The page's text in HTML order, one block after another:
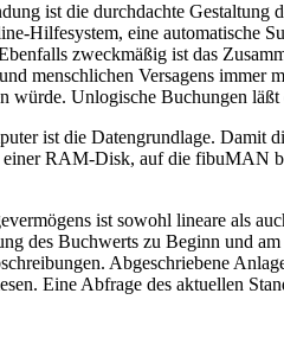
ist die durchdachte
Hilfesystem, eine
zweckmäßig ist das
menschlichen Versagens
würde. Unlogische Buchungen läßt
ist die Datengrundlage. Damit
RAM-Disk, auf die fibuMAN
ist sowohl lineare als
des Buchwerts zu Beginn und
Abgeschriebene
Eine Abfrage des aktuellen